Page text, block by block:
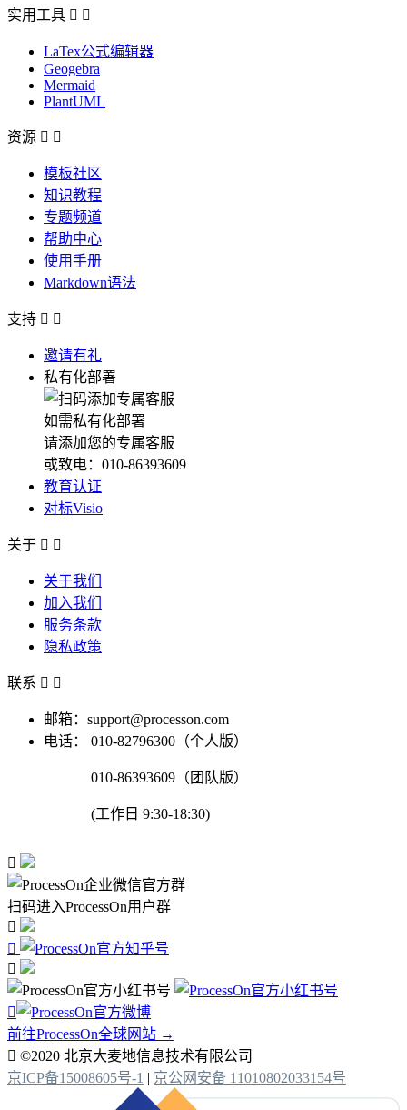
实用工具  
LaTex公式编辑器
Geogebra
Mermaid
PlantUML
资源  
模板社区
知识教程
专题频道
帮助中心
使用手册
Markdown语法
支持  
邀请有礼
私有化部署
如需私有化部署
请添加您的专属客服
或致电：010-86393609
教育认证
对标Visio
关于  
关于我们
加入我们
服务条款
隐私政策
联系  
邮箱：support@processon.com
电话：
010-82796300（个人版）
010-86393609（团队版）
(工作日 9:30-18:30)

扫码进入ProcessOn用户群




前往ProcessOn全球网站 →
 ©2020 北京大麦地信息技术有限公司
京ICP备15008605号-1 | 京公网安备 11010802033154号